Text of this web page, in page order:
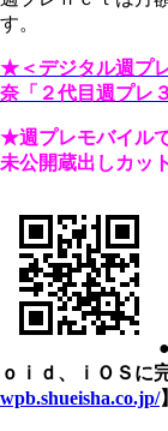
す。
★＜デジタル週プ
奈「２代目週プレ
★週プレモバイル
未公開蔵出しカッ
ｏｉｄ、ｉＯＳに
wpb.shueisha.co.jp/】